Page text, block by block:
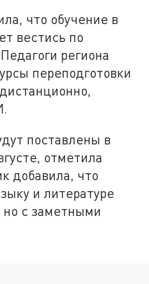
что обучение в
вестись по
региона
переподготовки
поставлены в
отметила
добавила, что
и литературе
но с заметными